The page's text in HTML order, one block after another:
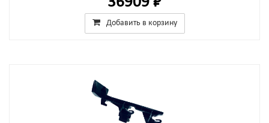
Добавить в корзину